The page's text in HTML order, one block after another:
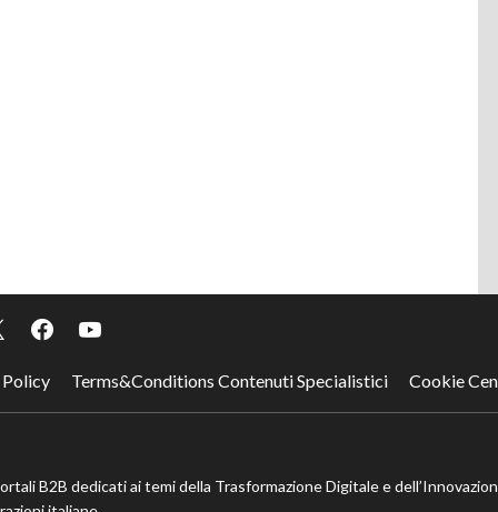
Terms&Conditions Contenuti Specialistici Cookie
B2B dedicati ai temi della Trasformazione Digitale e